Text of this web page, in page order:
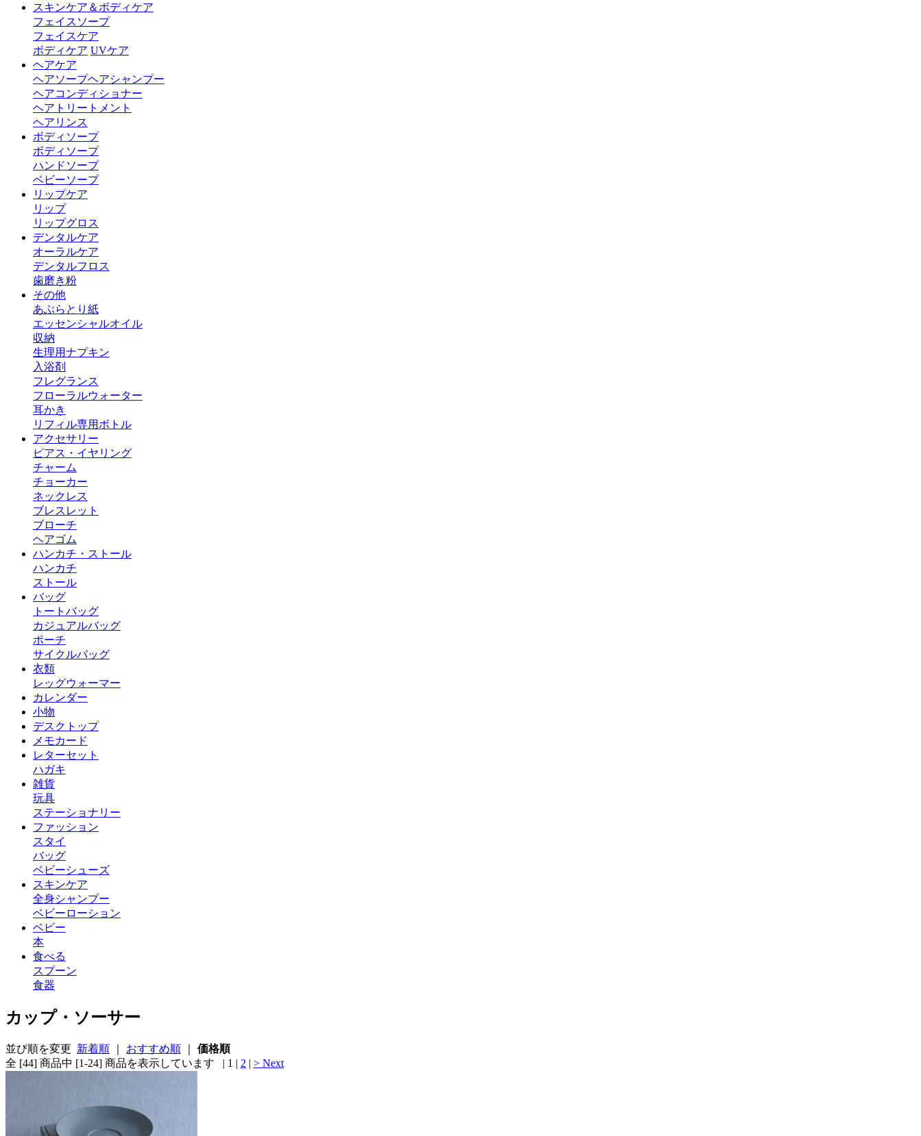
スキンケア＆ボディケア
フェイスソープ
フェイスケア
ボディケア UVケア
ヘアケア
ヘアソープヘアシャンプー
ヘアコンディショナー
ヘアトリートメント
ヘアリンス
ボディソープ
ボディソープ
ハンドソープ
ベビーソープ
リップケア
リップ
リップグロス
デンタルケア
オーラルケア
デンタルフロス
歯磨き粉
その他
あぶらとり紙
エッセンシャルオイル
収納
生理用ナプキン
入浴剤
フレグランス
フローラルウォーター
耳かき
リフィル専用ボトル
アクセサリー
ピアス・イヤリング
チャーム
チョーカー
ネックレス
ブレスレット
ブローチ
ヘアゴム
ハンカチ・ストール
ハンカチ
ストール
バッグ
トートバッグ
カジュアルバッグ
ポーチ
サイクルバッグ
衣類
レッグウォーマー
カレンダー
小物
デスクトップ
メモカード
レターセット
ハガキ
雑貨
玩具
ステーショナリー
ファッション
スタイ
バッグ
ベビーシューズ
スキンケア
全身シャンプー
ベビーローション
ベビー
本
食べる
スプーン
食器
カップ・ソーサー
並び順を変更 新着順 おすすめ順
価格順
全 [44] 商品中 [1-24] 商品を表示しています | 1 | 2 | > Next